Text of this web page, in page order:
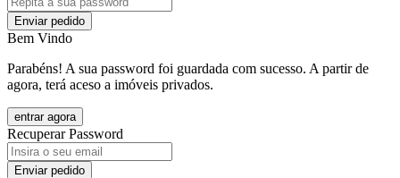
Enviar pedido
Bem Vindo
Parabéns! A sua password foi guardada com sucesso. A partir de
agora, terá aceso a imóveis privados.
entrar agora
Recuperar Password
Enviar pedido